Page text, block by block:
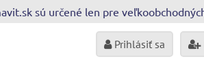
sú určené len pre
Prihlásiť sa